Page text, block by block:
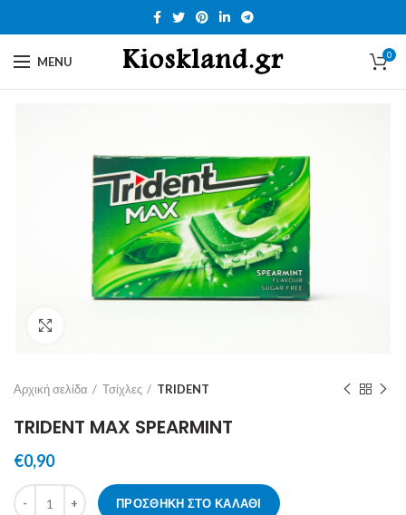
MENU 0
Αρχική σελίδα Τσίχλες TRIDENT
TRIDENT MAX SPEARMINT
€0,90
TRIDENT MAX SPEARMINT ποσότητα
ΠΡΟΣΘΉΚΗ ΣΤΟ ΚΑΛΆΘΙ